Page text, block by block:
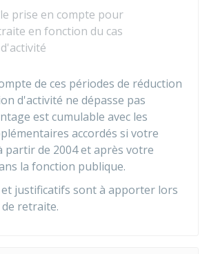
prise en compte pour
en fonction du cas
de ces périodes de réduction
d'activité ne dépasse pas
est cumulable avec les
accordés si votre
partir de 2004 et après votre
la fonction publique.
et justificatifs sont à apporter lors
retraite.